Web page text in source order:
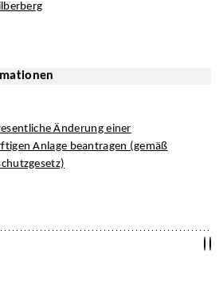
Änderung einer
Anlage beantragen (gemäß